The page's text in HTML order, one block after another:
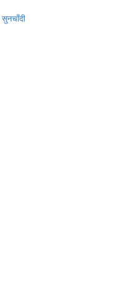
सुनचाँदी